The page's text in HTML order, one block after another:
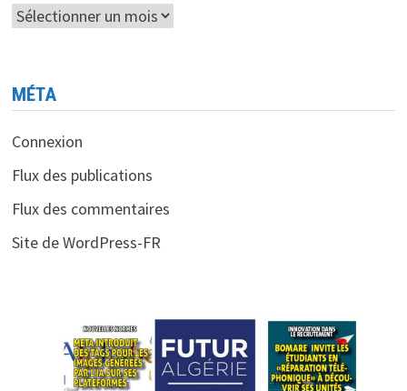
Archives
MÉTA
Connexion
Flux des publications
Flux des commentaires
Site de WordPress-FR